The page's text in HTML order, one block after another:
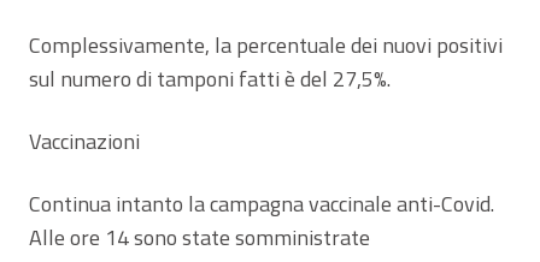
Complessivamente, la percentuale dei nuovi positivi
sul numero di tamponi fatti è del 27,5%.
Vaccinazioni
Continua intanto la campagna vaccinale anti-Covid.
Alle ore 14 sono state somministrate